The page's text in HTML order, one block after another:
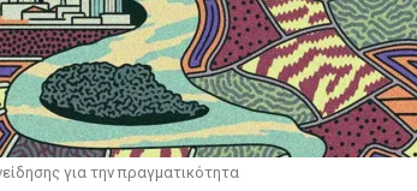
για την πραγματικότητα